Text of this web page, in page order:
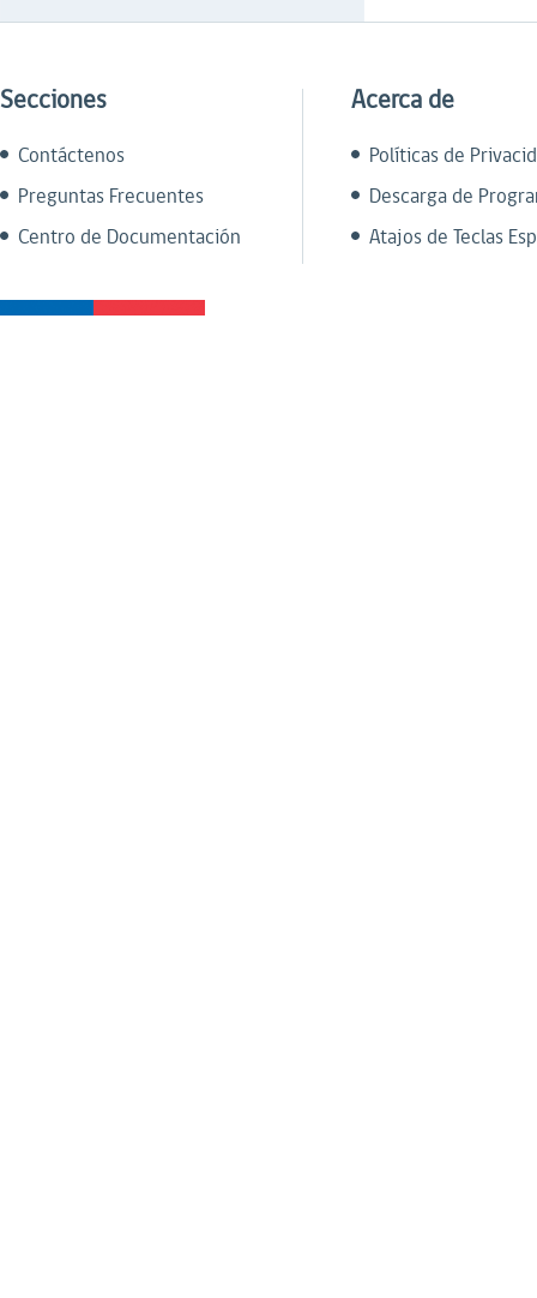
Secciones
Contáctenos
Preguntas Frecuentes
Centro de Documentación
Acerca de
Políticas de
Descarga de
Atajos de Teclas